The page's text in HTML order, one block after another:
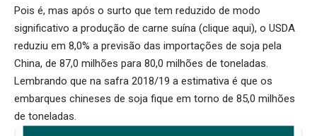
Pois é, mas após o surto que tem reduzido de modo
significativo a produção de carne suína (clique aqui), o USDA
reduziu em 8,0% a previsão das importações de soja pela
China, de 87,0 milhões para 80,0 milhões de toneladas.
Lembrando que na safra 2018/19 a estimativa é que os
embarques chineses de soja fique em torno de 85,0 milhões
de toneladas.